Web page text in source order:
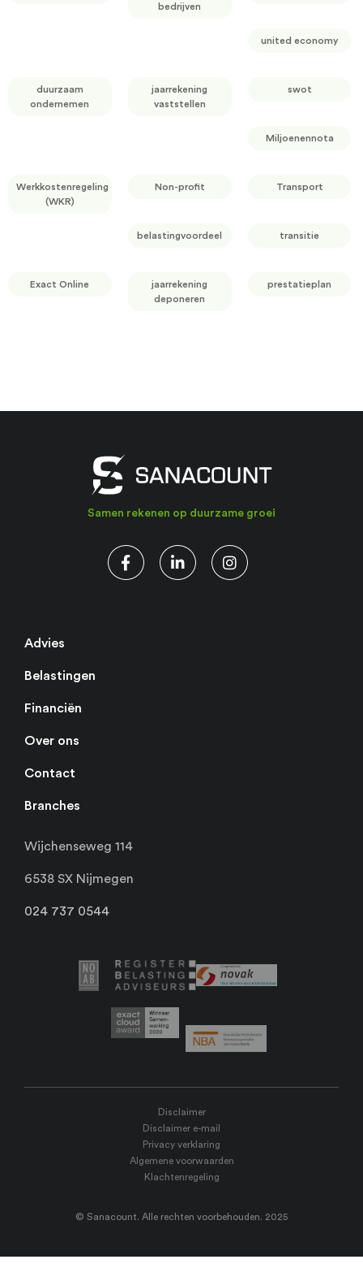
bedrijven
united economy
duurzaam
ondernemen
jaarrekening
vaststellen
swot
Miljoenennota
Werkkostenregeling
(WKR)
Non-profit Transport
belastingvoordeel transitie
Exact Online
jaarrekening
deponeren
prestatieplan
Samen rekenen op duurzame groei
Advies
Belastingen
Financiën
Over ons
Contact
Branches
Wijchenseweg 114
6538 SX Nijmegen
024 737 0544
Disclaimer
Disclaimer e-mail
Privacy verklaring
Algemene voorwaarden
Klachtenregeling
© Sanacount. Alle rechten voorbehouden. 2025